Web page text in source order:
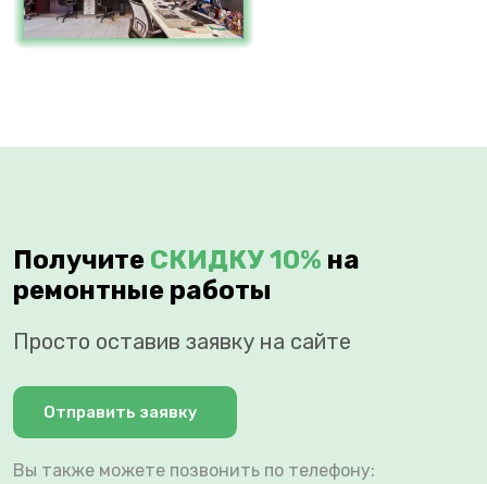
Получите СКИДКУ 10% на
ремонтные работы
Просто оставив заявку на сайте
Отправить заявку
Вы также можете позвонить по телефону: